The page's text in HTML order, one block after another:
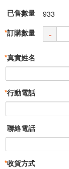
已售數量
933
訂購數量
* -
真實姓名
*
行動電話
*
聯絡電話
收貨方式
*